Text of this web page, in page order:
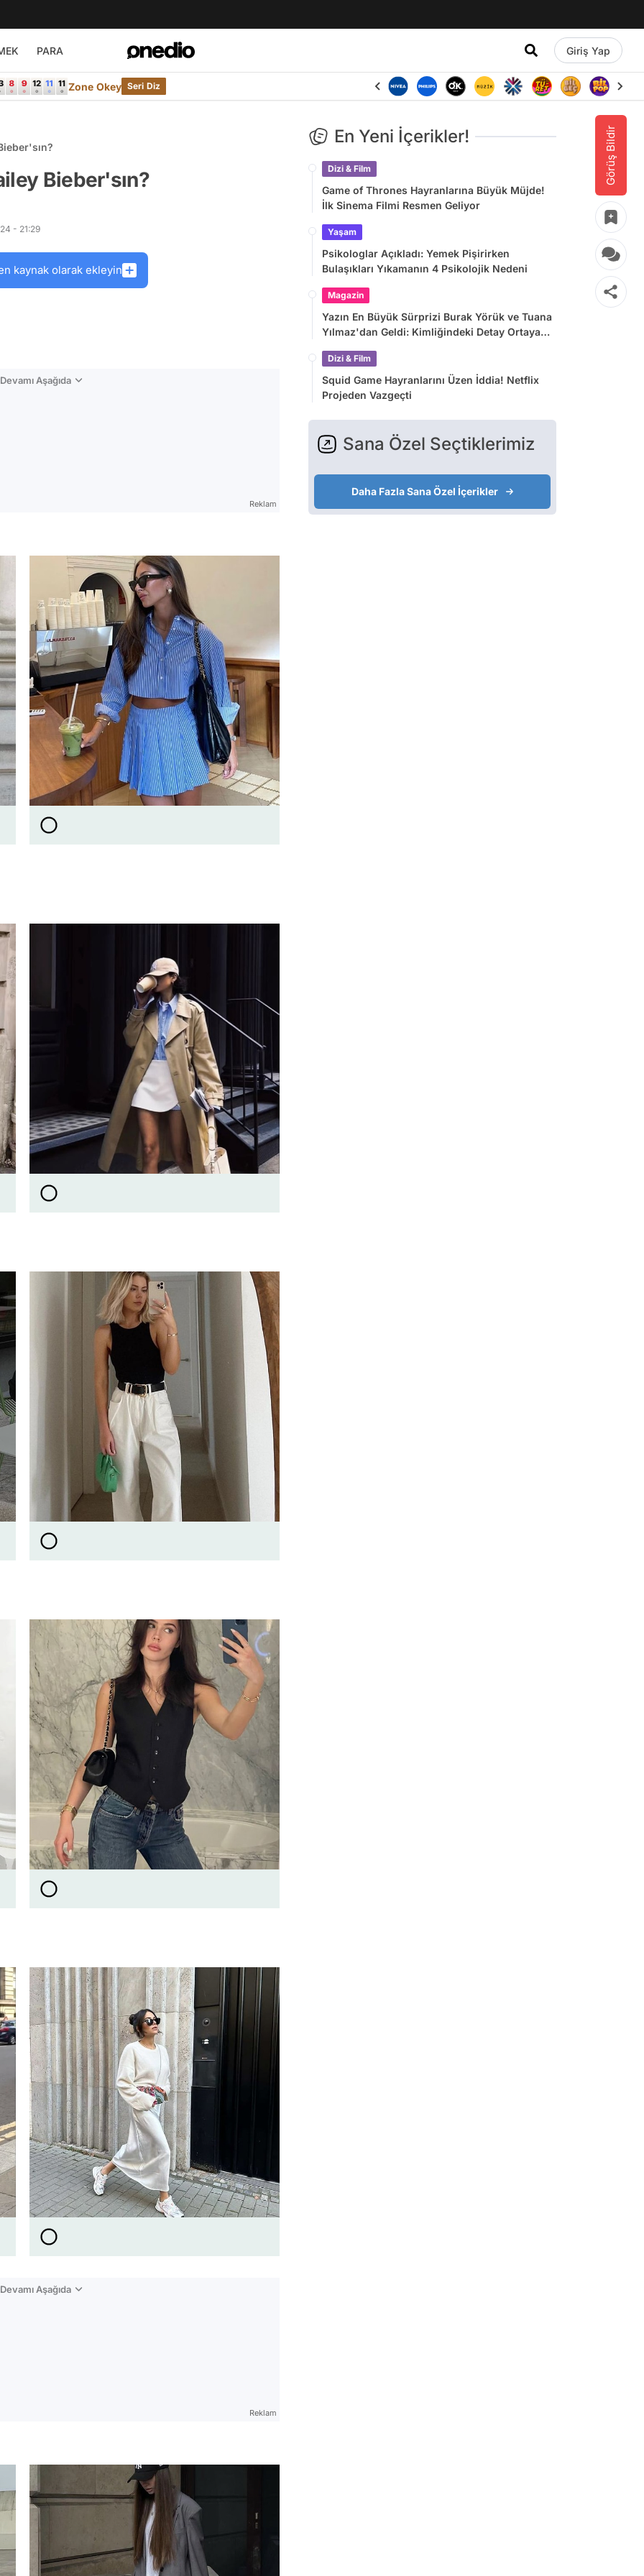
PARA Giriş Yap
Zone Okey Seri Diz
Görüş Bildir
Bieber'sın?
- 21:29
kaynak olarak ekleyin
Aşağıda
Reklam
Aşağıda
Reklam
En Yeni İçerikler!
Dizi & Film
Game of Thrones Hayranlarına Büyük Müjde!
İlk Sinema Filmi Resmen Geliyor
Yaşam
Psikologlar Açıkladı: Yemek Pişirirken
Bulaşıkları Yıkamanın 4 Psikolojik Nedeni
Magazin
Yazın En Büyük Sürprizi Burak Yörük ve Tuana
Yılmaz'dan Geldi: Kimliğindeki Detay Ortaya
Dizi & Film
Squid Game Hayranlarını Üzen İddia! Netflix
Projeden Vazgeçti
Sana Özel Seçtiklerimiz
Daha Fazla Sana Özel İçerikler